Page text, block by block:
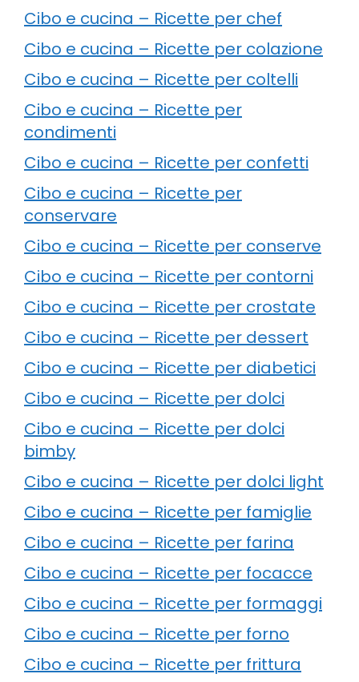
Cibo e cucina – Ricette per chef
Cibo e cucina – Ricette per colazione
Cibo e cucina – Ricette per coltelli
Cibo e cucina – Ricette per
condimenti
Cibo e cucina – Ricette per confetti
Cibo e cucina – Ricette per
conservare
Cibo e cucina – Ricette per conserve
Cibo e cucina – Ricette per contorni
Cibo e cucina – Ricette per crostate
Cibo e cucina – Ricette per dessert
Cibo e cucina – Ricette per diabetici
Cibo e cucina – Ricette per dolci
Cibo e cucina – Ricette per dolci
bimby
Cibo e cucina – Ricette per dolci light
Cibo e cucina – Ricette per famiglie
Cibo e cucina – Ricette per farina
Cibo e cucina – Ricette per focacce
Cibo e cucina – Ricette per formaggi
Cibo e cucina – Ricette per forno
Cibo e cucina – Ricette per frittura